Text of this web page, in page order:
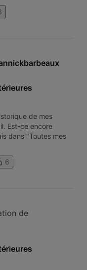
de mes
Est-ce encore
dans "Toutes mes
de la période.
6
de